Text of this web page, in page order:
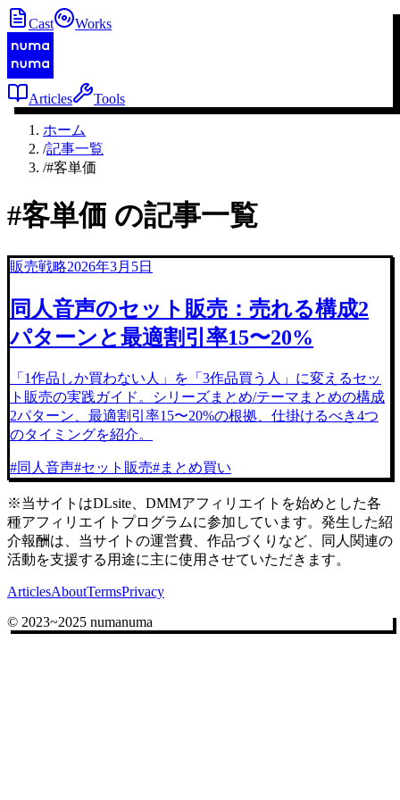
Cast Works
Articles Tools
ホーム
/記事一覧
/#客単価
#客単価 の記事一覧
販売戦略2026年3月5日
同人音声のセット販売：売れる構成2
パターンと最適割引率15〜20%
「1作品しか買わない人」を「3作品買う人」に変えるセッ
ト販売の実践ガイド。シリーズまとめ/テーマまとめの構成
2パターン、最適割引率15〜20%の根拠、仕掛けるべき4つ
のタイミングを紹介。
#同人音声#セット販売#まとめ買い
※当サイトはDLsite、DMMアフィリエイトを始めとした各
種アフィリエイトプログラムに参加しています。発生した紹
介報酬は、当サイトの運営費、作品づくりなど、同人関連の
活動を支援する用途に主に使用させていただきます。
ArticlesAboutTermsPrivacy
© 2023~2025 numanuma